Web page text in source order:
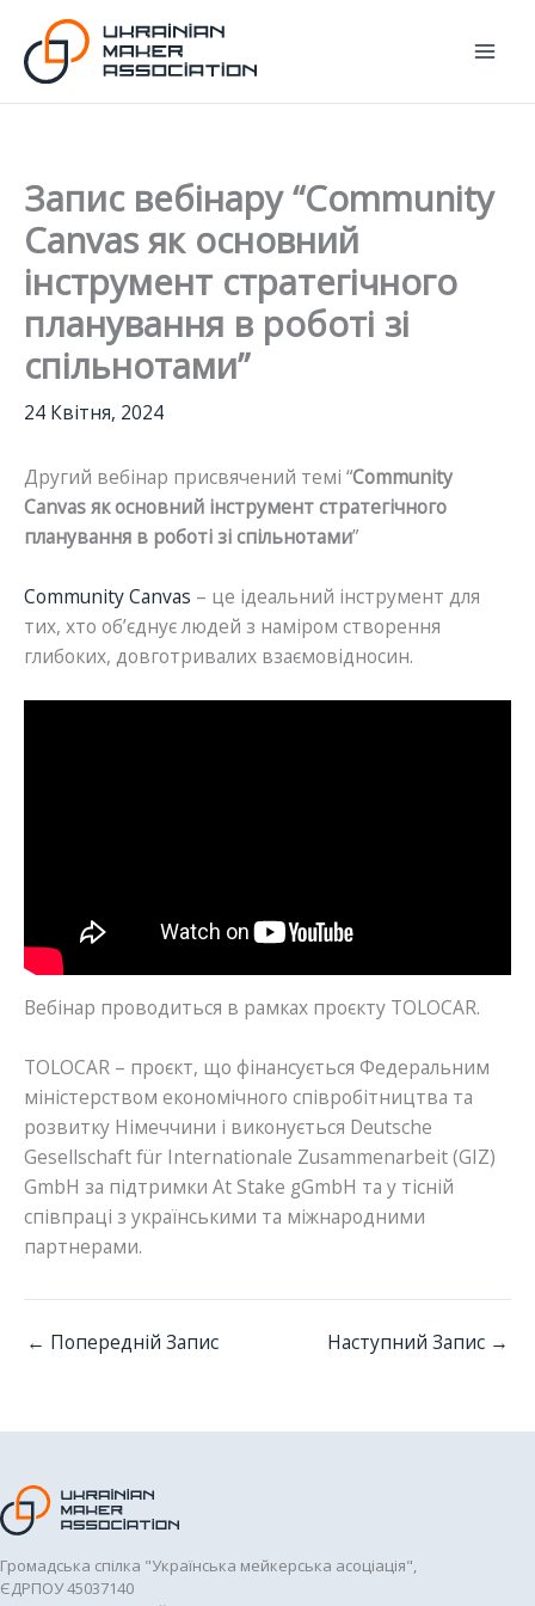
Перейти
вмісту
Запис вебінару “Community
Canvas як основний
інструмент стратегічного
планування в роботі зі
спільнотами”
24 Квітня, 2024
Другий вебінар присвячений темі “Community
Canvas як основний інструмент стратегічного
планування в роботі зі спільнотами”
Community Canvas – це ідеальний інструмент для
тих, хто об’єднує людей з наміром створення
глибоких, довготривалих взаємовідносин.
Вебінар проводиться в рамках проєкту TOLOCAR.
TOLOCAR – проєкт, що фінансується Федеральним
міністерством економічного співробітництва та
розвитку Німеччини і виконується Deutsche
Gesellschaft für Internationale Zusammenarbeit (GIZ)
GmbH за підтримки At Stake gGmbH та у тісній
співпраці з українськими та міжнародними
партнерами.
← Попередній Запис Наступний Запис →
Громадська спілка "Українська мейкерська асоціація",
ЄДРПОУ 45037140